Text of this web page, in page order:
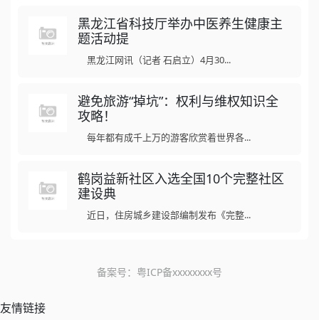
黑龙江省科技厅举办中医养生健康主
题活动提
黑龙江网讯（记者 石启立）4月30...
避免旅游“掉坑”：权利与维权知识全
攻略！
每年都有成千上万的游客欣赏着世界各...
鹤岗益新社区入选全国10个完整社区
建设典
近日，住房城乡建设部编制发布《完整...
备案号： 粤ICP备xxxxxxxx号
友情链接